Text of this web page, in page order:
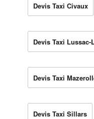
Devis Taxi Civaux
Devis Taxi Lussac-
Devis Taxi
Devis Taxi Sillars